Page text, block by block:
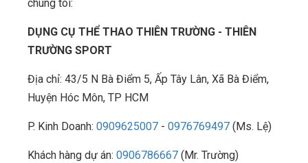
chúng tôi:
DỤNG CỤ THỂ THAO THIÊN TRƯỜNG - THIÊN
TRƯỜNG SPORT
Địa chỉ: 43/5 N Bà Điểm 5, Ấp Tây Lân, Xã Bà Điểm,
Huyện Hóc Môn, TP HCM
P. Kinh Doanh: 0909625007 - 0976769497 (Ms. Lệ)
Khách hàng dự án: 0906786667 (Mr. Trường)